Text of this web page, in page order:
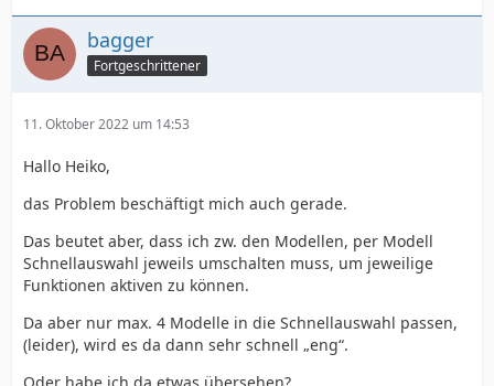
bagger
Fortgeschrittener
11. Oktober 2022 um 14:53
Hallo Heiko,
das Problem beschäftigt mich auch gerade.
Das beutet aber, dass ich zw. den Modellen, per Modell
Schnellauswahl jeweils umschalten muss, um jeweilige
Funktionen aktiven zu können.
Da aber nur max. 4 Modelle in die Schnellauswahl passen,
(leider), wird es da dann sehr schnell „eng“.